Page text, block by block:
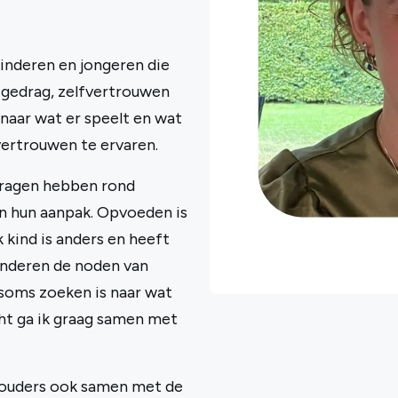
en jongeren die
zelfvertrouwen
wat er speelt en wat
te ervaren.
hebben rond
aanpak. Opvoeden is
kind is anders en heeft
de noden van
zoeken is naar wat
ga ik graag samen met
ook samen met de